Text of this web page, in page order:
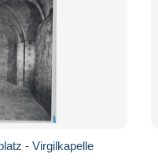
- Virgilkapelle